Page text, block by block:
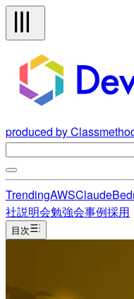
produced by
TrendingAWSClaude
社説明会勉強会事例採用
目次